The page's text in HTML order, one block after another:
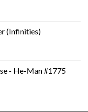
(Infinities)
- He-Man #1775